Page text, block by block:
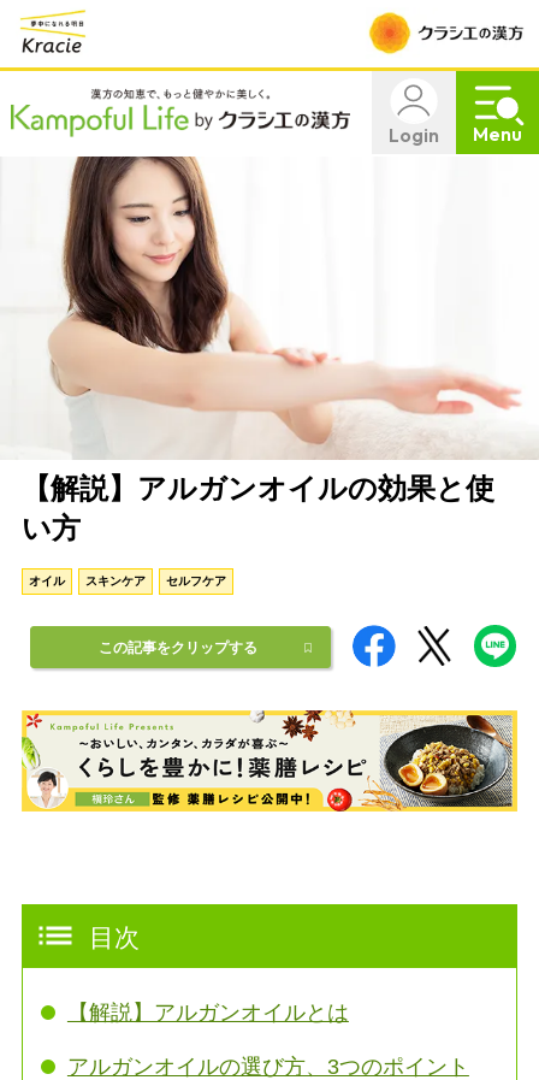
Login Menu
【解説】アルガンオイルの効果と使
い方
オイル スキンケア セルフケア
この記事をクリップする
目次
【解説】アルガンオイルとは
アルガンオイルの選び方、3つのポイント